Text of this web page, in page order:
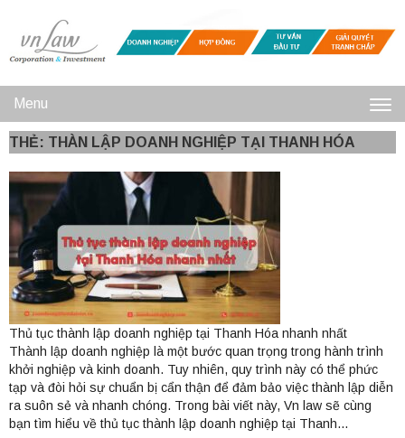
Menu
THẺ: THÀN LẬP DOANH NGHIỆP TẠI THANH HÓA
Thủ tục thành lập doanh nghiệp tại Thanh Hóa nhanh nhất
Thành lập doanh nghiệp là một bước quan trọng trong hành trình
khởi nghiệp và kinh doanh. Tuy nhiên, quy trình này có thể phức
tạp và đòi hỏi sự chuẩn bị cẩn thận để đảm bảo việc thành lập diễn
ra suôn sẻ và nhanh chóng. Trong bài viết này, Vn law sẽ cùng
bạn tìm hiểu về thủ tục thành lập doanh nghiệp tại Thanh...